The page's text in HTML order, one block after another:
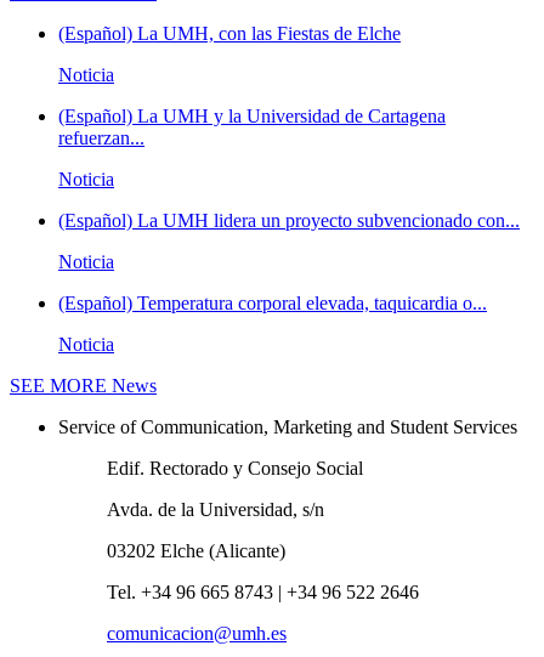
(Español) La UMH, con las Fiestas de Elche
Noticia
(Español) La UMH y la Universidad de Cartagena
refuerzan...
Noticia
(Español) La UMH lidera un proyecto subvencionado con...
Noticia
(Español) Temperatura corporal elevada, taquicardia o...
Noticia
SEE MORE News
Service of Communication, Marketing and Student Services
Edif. Rectorado y Consejo Social
Avda. de la Universidad, s/n
03202 Elche (Alicante)
Tel. +34 96 665 8743 | +34 96 522 2646
comunicacion@umh.es